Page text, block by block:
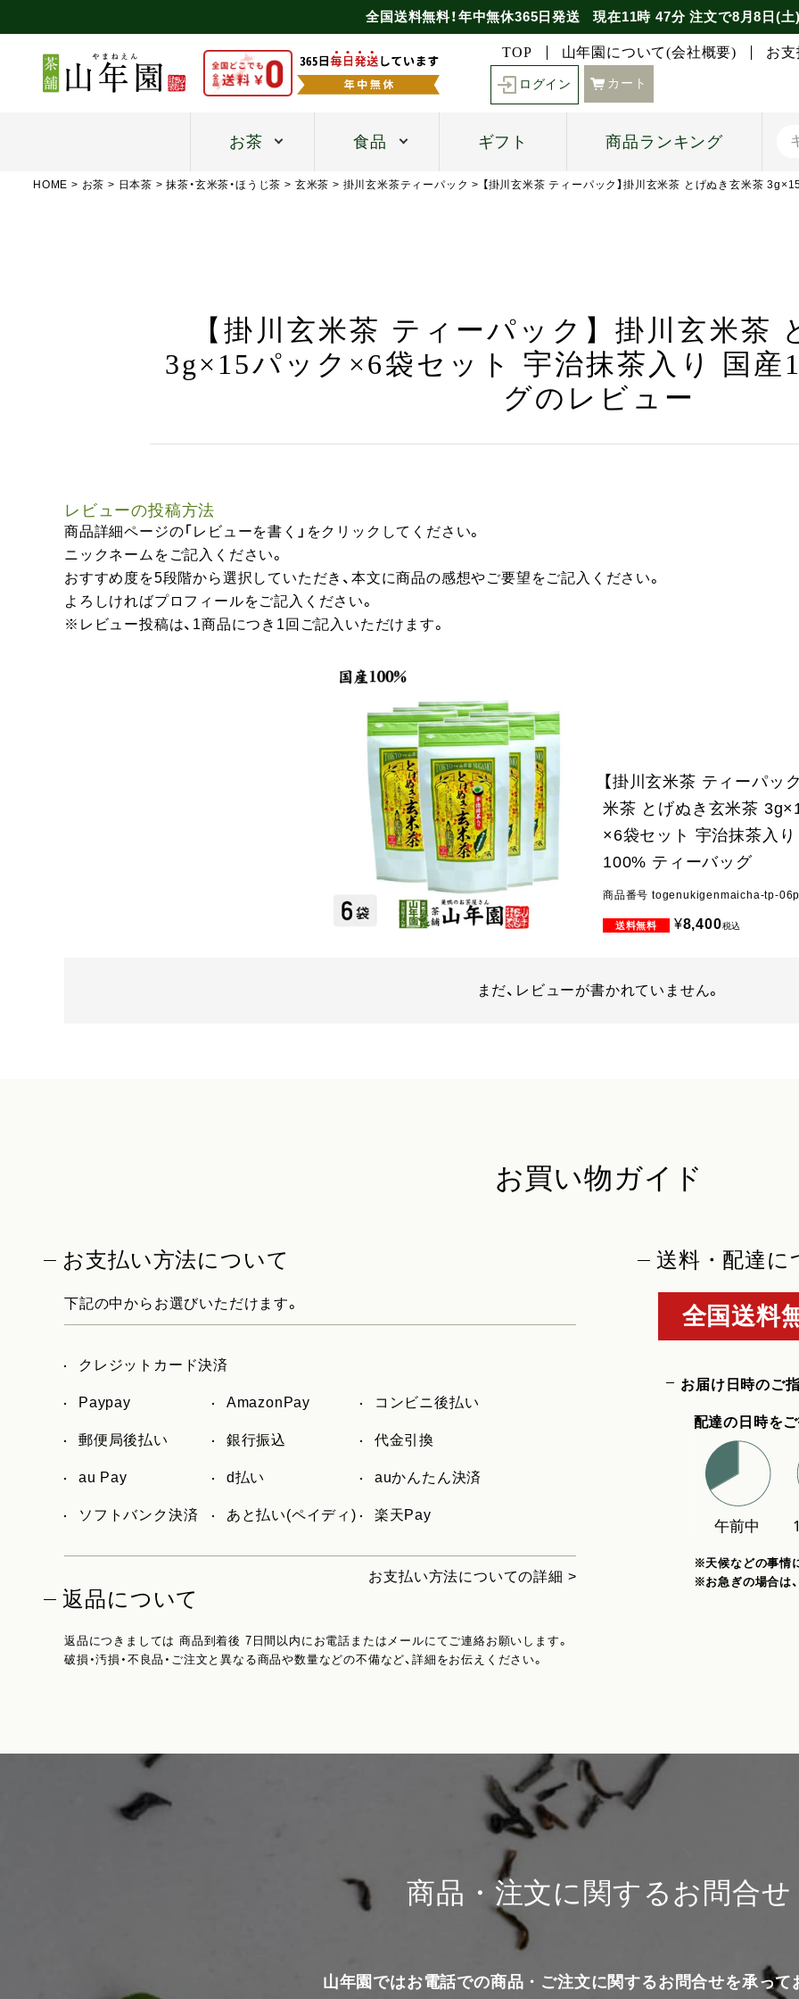
全国送料無料！年中無休365日発送 現在11時 47分注文で8月8日(土
TOP 山年園について(会社概要) お
ログイン カート
お茶 食品 ギフト 商品ランキング
HOME お茶 日本茶 抹茶・玄米茶・ほうじ茶 玄米茶 掛川玄米茶ティーパック 【掛川玄米茶 ティーパック】掛川玄米茶 とげぬき玄米茶
【掛川玄米茶 ティーパック】掛川玄米茶
3g×15パック×6袋セット 宇治抹茶入り 国産
グのレビュー
レビューの投稿方法
商品詳細ページの「レビューを書く」をクリックしてください。
ニックネームをご記入ください。
おすすめ度を5段階から選択していただき、本文に商品の感想やご要望をご記入ください。
よろしければプロフィールをご記入ください。
※レビュー投稿は、1商品につき1回ご記入いただけます。
【掛川玄米茶 ティーパッ
米茶 とげぬき玄米茶
×6袋セット 宇治抹茶入り
100% ティーバッグ
商品番号 togenukigenmaicha-tp-06p
¥8,400税込
まだ、レビューが書かれていません。
お買い物ガイド
お支払い方法について
下記の中からお選びいただけます。
クレジットカード決済
Paypay AmazonPay コンビニ後払い
郵便局後払い 銀行振込 代金引換
au Pay d払い auかんたん決済
ソフトバンク決済 あと払い(ペイディ) 楽天Pay
お支払い方法についての詳細 >
返品について
返品につきましては 商品到着後 7日間以内にお電話またはメールにてご連絡お願いします。
破損・汚損・不良品・ご注文と異なる商品や数量などの不備など、詳細をお伝えください。
送料・配達に
全国送料
お届け日時のご
配達の日時をご
※天候などの事情
※お急ぎの場合は
商品・注文に関するお問合せ
山年園ではお電話での商品・ご注文に関するお問合せを承って